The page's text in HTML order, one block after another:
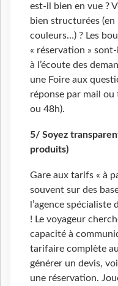
est-il bien en vue ?
bien structurées
couleurs…) ? Les
« réservation »
à l’écoute des
une Foire aux
réponse par mail ou
ou 48h).
5/ Soyez
produits)
Gare aux tarifs « à
souvent sur des
l’agence
! Le voyageur
capacité à
tarifaire complète
générer un devis,
une réservation.